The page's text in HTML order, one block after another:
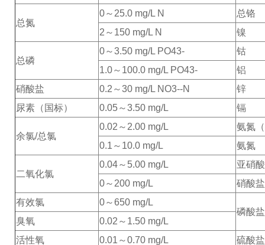
总氮
0～25.0 mg/L N
总铬
2～150 mg/L N
镍
总磷
0～3.50 mg/L PO43-
钴
1.0～100.0 mg/L PO43-
铝
硝酸盐
0.2～30 mg/L NO3--N
锌
尿素（国标）
0.05～3.50 mg/L 镉
余氯/总氯
0.02～2.00 mg/L
氨氮
0.1～10.0 mg/L
氨氮
二氧化氯
0.04～5.00 mg/L
亚硝
0～200 mg/L
硝酸
有效氯
0～650 mg/L
磷酸盐
臭氧
0.02～1.50 mg/L
活性氧
0.01～0.70 mg/L 硫酸盐